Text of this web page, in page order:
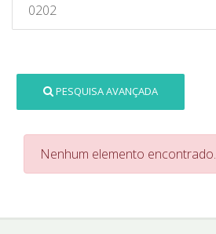
0202
PESQUISA AVANÇADA
Nenhum elemento encontrado.